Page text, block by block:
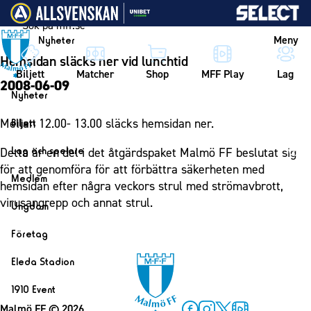
Vidare till innehållet
Nyheter Meny
Biljett Matcher Shop MFF Play Lag
Nyheter
Nyheter
Biljett
Biljett
Årskort herr
Årskort dam
Mitt MFF
Biljetter till bortamatcher
Biljettvillkor
Lag och spelare
Lag
Herrlaget
Spelare
Ledarstab
Damlaget
Spelare
Ledarstab
Medlem
Medlemskap i Malmö FF
Ungdom
MFF Ungdom
Fotbollsskolan
Företag
Bli företagspartner
Eleda Stadion
Eleda Stadion
Erics Bar & Restaurang
1910 Event
Hemsidan släcks ner vid lunchtid
2008-06-09
Mellan 12.00- 13.00 släcks hemsidan ner.
Detta är en del i det åtgärdspaket Malmö FF beslutat sig
för att genomföra för att förbättra säkerheten med
hemsidan efter några veckors strul med strömavbrott,
virusangrepp och annat strul.